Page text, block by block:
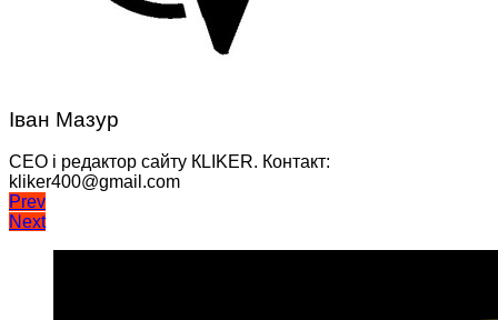
Іван Мазур
CEO і редактор сайту КLIKER. Контакт:
kliker400@gmail.com
Навігація
записів
Prev
Next